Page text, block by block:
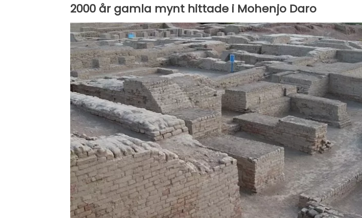
2000 år gamla mynt hittade i Mohenjo Daro